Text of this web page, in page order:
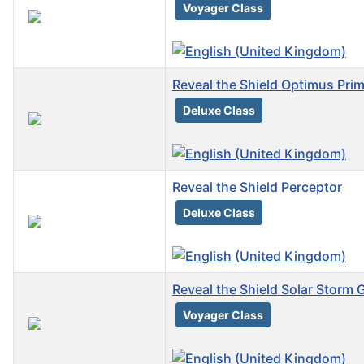
Voyager Class
Reveal the Shield Optimus
Deluxe Class
Reveal the Shield Perceptor
Deluxe Class
Reveal the Shield Solar Storm
Voyager Class